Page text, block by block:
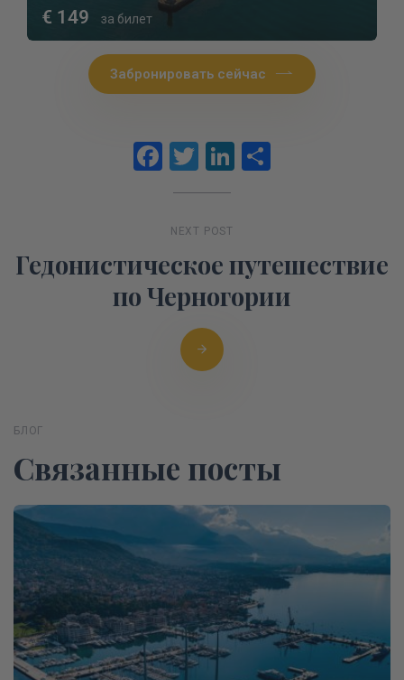
€ 149 за билет
Забронировать сейчас
Facebook
TwitterLinkedIn
NEXT POST
Гедонистическое путешествие
по Черногории
БЛОГ
Связанные посты